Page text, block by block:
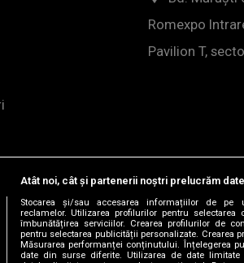
Romexpo
Pavilion T,
Atât noi, cât și partenerii noștri prelucrăm
Stocarea și/sau accesarea informațiilor de pe
reclamelor. Utilizarea profilurilor pentru selectarea
îmbunătățirea serviciilor. Crearea profilurilor de
pentru selectarea publicității personalizate. Crearea
Măsurarea performanței conținutului. Înțelegerea
date din surse diferite. Utilizarea de date limitate